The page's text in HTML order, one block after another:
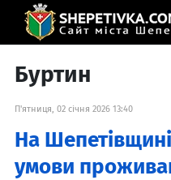
Буртин
П'ятниця, 02 січня 2026 13:40
На
умови